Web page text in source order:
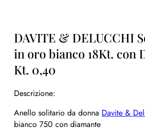
DAVITE & DELUCCHI
in oro bianco 18Kt. con
Kt. 0,40
Descrizione:
Anello solitario da donna Davite &
bianco 750 con diamante